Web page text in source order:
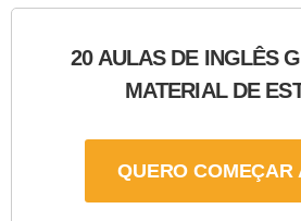
20 AULAS DE INGLÊS
MATERIAL DE
QUERO COMEÇAR